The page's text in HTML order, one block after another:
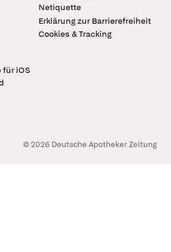
Netiquette
Erklärung zur Barrierefreiheit
Cookies & Tracking
für iOS
© 2026 Deutsche Apotheker Zeitung